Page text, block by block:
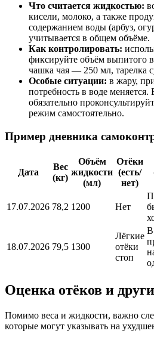
Что считается жидкостью:
кисели, молоко, а также
содержанием воды (арбуз,
учитывается в общем объёме.
Как контролировать:
фиксируйте объём выпитого
чашка чая — 250 мл, тарелка
Особые ситуации: в жару,
потребность в воде меняется.
обязательно
режим самостоятельно.
Пример дневника
Дата
Вес
(кг)
Объём
жидкости
(мл)
Отёки
(есть/
нет)
17.07.2026 78,2 1200 Нет
18.07.2026 79,5 1300
Лёгкие
отёки
стоп
В
Оценка отёков и
Помимо веса и жидкости, важно
которые могут указывать на